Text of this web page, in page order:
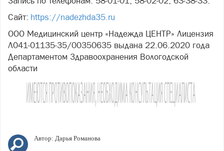
Сайт: https://nadezhda35.ru
ООО Медицинский центр «Надежда ЦЕНТР» Лицензия
Л041-01135-35/00350635 выдана 22.06.2020 года
Департаментом Здравоохранения Вологодской
области
Автор: Дарья Романова